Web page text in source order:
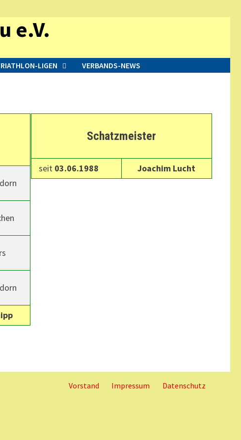
e.V.
LIGEN VERBANDS-NEWS
Schatzmeister
seit03.06.1988 Joachim Lucht
Vorstand Impressum Datenschutz